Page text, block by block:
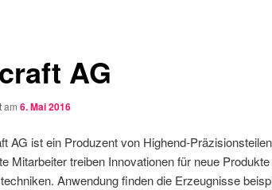
AG
am 6. Mai 2016
AG ist ein Produzent von Highend-
Mitarbeiter treiben Innovationen für neue
Anwendung finden die Erzeugnisse